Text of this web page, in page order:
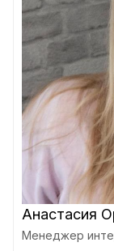
Анастасия
Менеджер